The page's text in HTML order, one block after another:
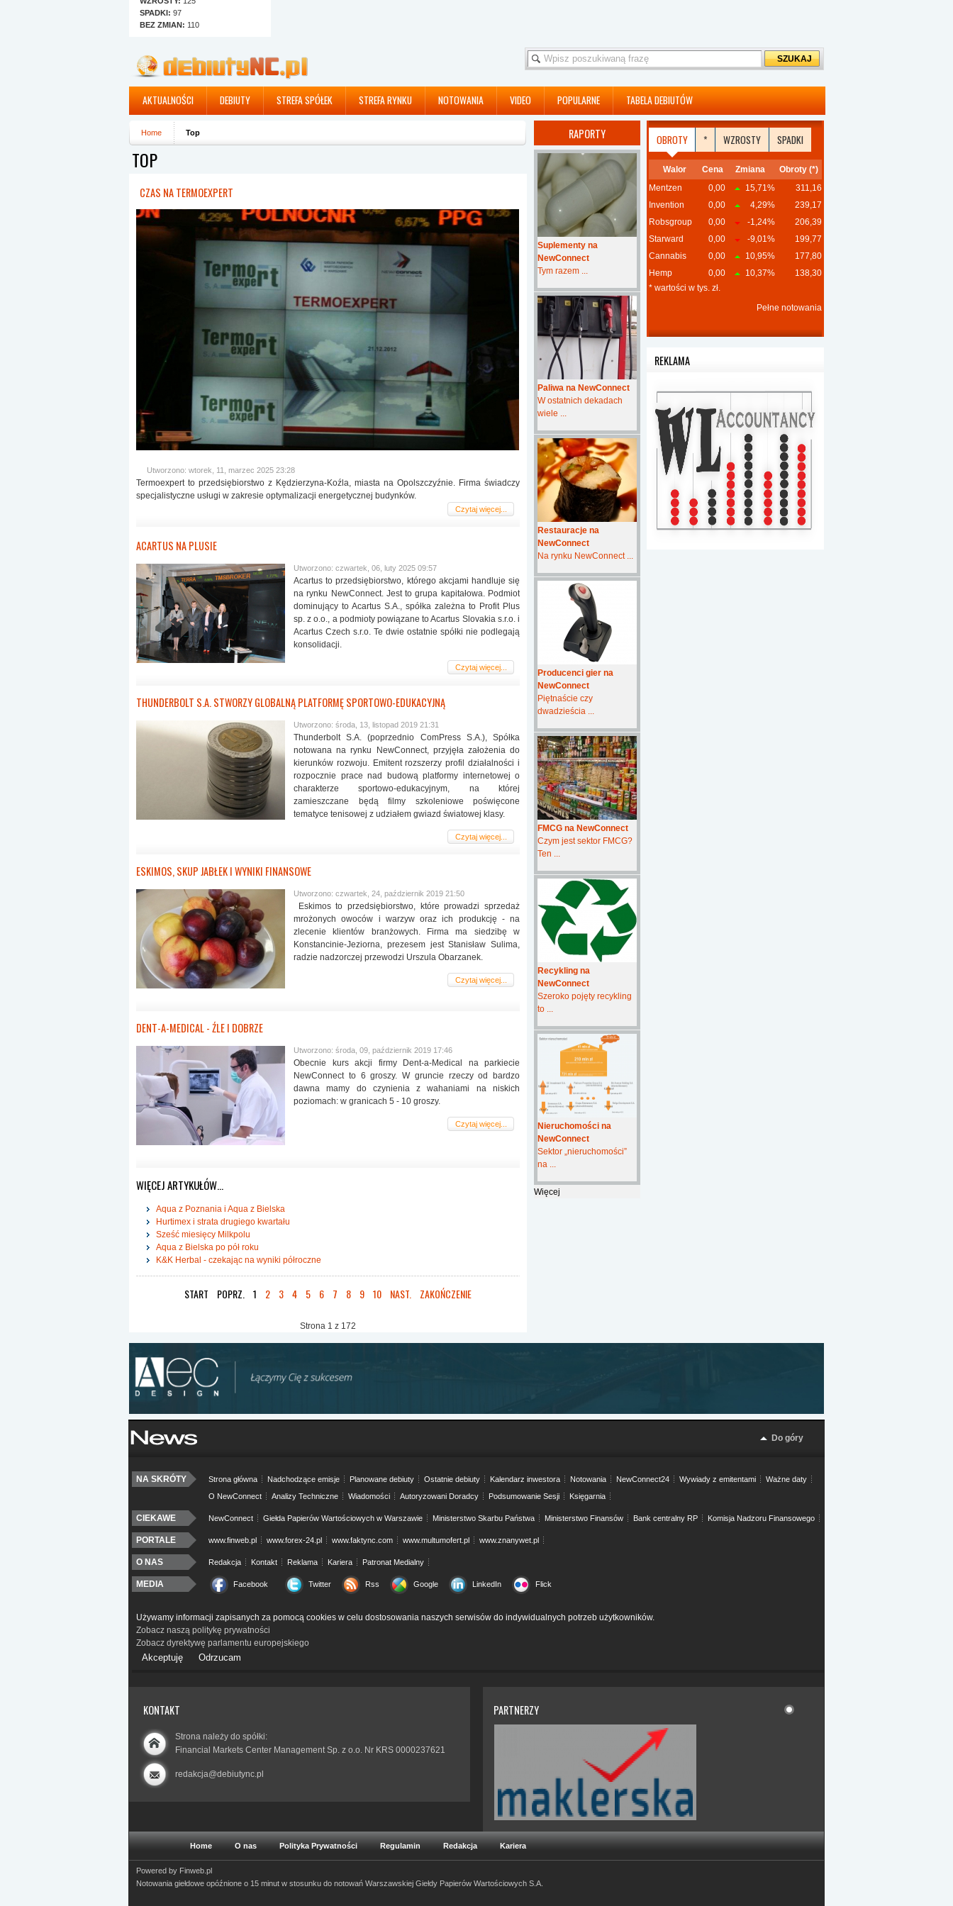
SPADKI: 97
BEZ ZMIAN: 110
AKTUALNOŚCI DEBIUTY STREFA SPÓŁEK STREFA RYNKU NOTOWANIA VIDEO POPULARNE TABELA DEBIUTÓW
Home Top
TOP
CZAS NA TERMOEXPERT
Utworzono: wtorek, 11, marzec 2025 23:28
Termoexpert to przedsiębiorstwo z Kędzierzyna-Koźla, miasta na Opolszczyźnie. Firma świadczy
specjalistyczne usługi w zakresie optymalizacji energetycznej budynków.
Czytaj więcej...
ACARTUS NA PLUSIE
Utworzono: czwartek, 06, luty 2025 09:57
Acartus to przedsiębiorstwo, którego akcjami handluje się
na rynku NewConnect. Jest to grupa kapitałowa. Podmiot
dominujący to Acartus S.A., spółka zależna to Profit Plus
sp. z o.o., a podmioty powiązane to Acartus Slovakia s.r.o. i
Acartus Czech s.r.o. Te dwie ostatnie spółki nie podlegają
konsolidacji.
Czytaj więcej...
THUNDERBOLT S.A. STWORZY GLOBALNĄ PLATFORMĘ SPORTOWO-EDUKACYJNĄ
Utworzono: środa, 13, listopad 2019 21:31
Thunderbolt S.A. (poprzednio ComPress S.A.), Spółka
notowana na rynku NewConnect, przyjęła założenia do
kierunków rozwoju. Emitent rozszerzy profil działalności i
rozpocznie prace nad budową platformy internetowej o
charakterze sportowo-edukacyjnym, na której
zamieszczane będą filmy szkoleniowe poświęcone
tematyce tenisowej z udziałem gwiazd światowej klasy.
Czytaj więcej...
ESKIMOS, SKUP JABŁEK I WYNIKI FINANSOWE
Utworzono: czwartek, 24, październik 2019 21:50
Eskimos to przedsiębiorstwo, które prowadzi sprzedaż
mrożonych owoców i warzyw oraz ich produkcję - na
zlecenie klientów branżowych. Firma ma siedzibę w
Konstancinie-Jeziorna, prezesem jest Stanisław Sulima,
radzie nadzorczej przewodzi Urszula Obarzanek.
Czytaj więcej...
DENT-A-MEDICAL - ŹLE I DOBRZE
Utworzono: środa, 09, październik 2019 17:46
Obecnie kurs akcji firmy Dent-a-Medical na parkiecie
NewConnect to 6 groszy. W gruncie rzeczy od bardzo
dawna mamy do czynienia z wahaniami na niskich
poziomach: w granicach 5 - 10 groszy.
Czytaj więcej...
WIĘCEJ ARTYKUŁÓW…
Aqua z Poznania i Aqua z Bielska
Hurtimex i strata drugiego kwartału
Sześć miesięcy Milkpolu
Aqua z Bielska po pół roku
K&K Herbal - czekając na wyniki półroczne
START POPRZ. 1 2 3 4 5 6 7 8 9 10 NAST. ZAKOŃCZENIE
Strona 1 z 172
RAPORTY
Suplementy na
NewConnect
Tym razem ...
Paliwa na NewConnect
W ostatnich dekadach
wiele ...
Restauracje na
NewConnect
Na rynku NewConnect ...
Producenci gier na
NewConnect
Piętnaście czy
dwadzieścia ...
FMCG na NewConnect
Czym jest sektor FMCG?
Ten ...
Recykling na
NewConnect
Szeroko pojęty recykling
to ...
Nieruchomości na
NewConnect
Sektor „nieruchomości”
na ...
Więcej
OBROTY * WZROSTY SPADKI
Walor Cena Zmiana
Obroty (*)
Mentzen
0,00 15,71%
311,16
Invention
0,00 4,29%
239,17
Robsgroup
0,00 -1,24%
206,39
Starward
0,00 -9,01%
199,77
Cannabis
0,00 10,95%
177,80
Hemp
0,00 10,37%
138,30
* wartości w tys. zł.
Pełne notowania
REKLAMA
Do góry
NA SKRÓTY Strona główna Nadchodzące emisje Planowane debiuty Ostatnie debiuty Kalendarz inwestora Notowania NewConnect24 Wywiady z emitentami
Ważne daty
O NewConnect
Analizy Techniczne Wiadomości Autoryzowani Doradcy Podsumowanie Sesji Księgarnia
CIEKAWE NewConnect Giełda Papierów Wartościowych w Warszawie Ministerstwo Skarbu Państwa Ministerstwo Finansów Bank centralny RP Komisja Nadzoru Finansowego
PORTALE www.finweb.pl www.forex-24.pl www.faktync.com www.multumofert.pl www.znanywet.pl
O NAS Redakcja Kontakt Reklama Kariera Patronat Medialny
MEDIA Facebook Twitter Rss Google LinkedIn Flick
Używamy informacji zapisanych za pomocą cookies w celu dostosowania naszych serwisów do indywidualnych potrzeb użytkowników.
Zobacz naszą politykę prywatności
Zobacz dyrektywę parlamentu europejskiego
Akceptuję Odrzucam
KONTAKT
Strona należy do spółki:
Financial Markets Center Management Sp. z o.o. Nr KRS 0000237621
redakcja@debiutync.pl
PARTNERZY
Home O nas Polityka Prywatności Regulamin Redakcja Kariera
Powered by Finweb.pl
Notowania giełdowe opóźnione o 15 minut w stosunku do notowań Warszawskiej Giełdy Papierów Wartościowych S.A.